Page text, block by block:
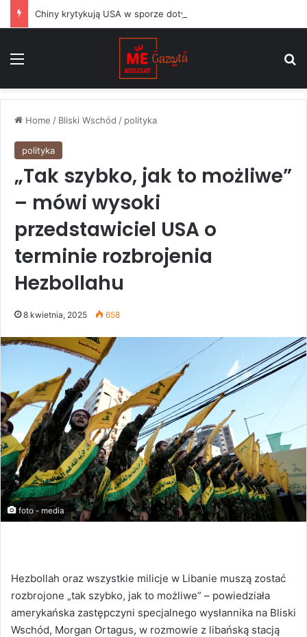
Home / Bliski Wschód / polityka
polityka
„Tak szybko, jak to możliwe”
– mówi wysoki
przedstawiciel USA o
terminie rozbrojenia
Hezbollahu
8 kwietnia, 2025 658
foto - media
Hezbollah oraz wszystkie milicje w Libanie muszą zostać
rozbrojone „tak szybko, jak to możliwe” – powiedziała
amerykańska zastępczyni specjalnego wysłannika na Bliski
Wschód, Morgan Ortagus, w rozmowie z libańską stacją